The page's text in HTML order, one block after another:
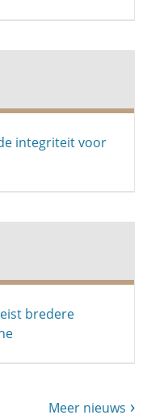
integriteit voor
bredere
Meer nieuws